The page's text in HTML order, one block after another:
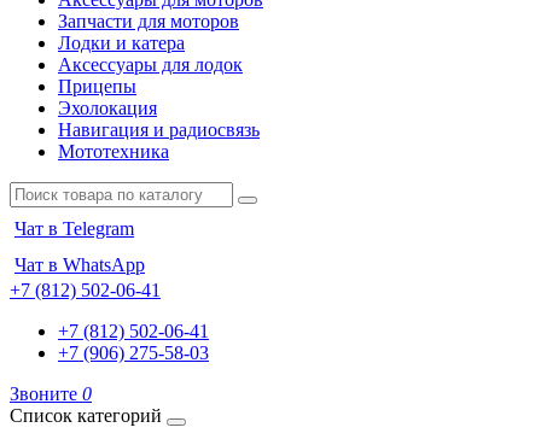
Запчасти для моторов
Лодки и катера
Аксессуары для лодок
Прицепы
Эхолокация
Навигация и радиосвязь
Мототехника
Чат в Telegram
Чат в WhatsApp
+7 (812) 502-06-41
+7 (812) 502-06-41
+7 (906) 275-58-03
Звоните 0
Список категорий